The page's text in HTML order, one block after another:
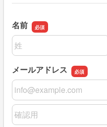
名前
名前の姓
メールアドレス
メールアドレス
メールアドレスの確認用